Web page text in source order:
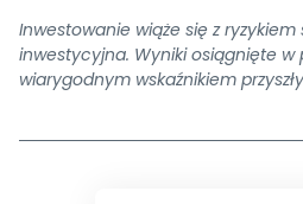
Inwestowanie wiąże się z
inwestycyjna. Wyniki osiągnięte w
wiarygodnym wskaźnikiem